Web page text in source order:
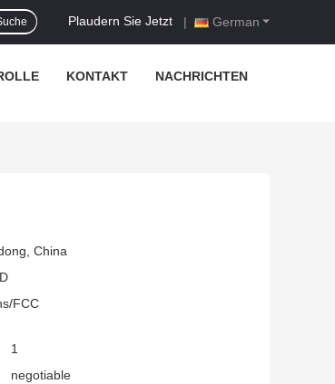
German
Plaudern Sie Jetzt |
KONTAKT NACHRICHTEN
China
FCC
1
negotiable